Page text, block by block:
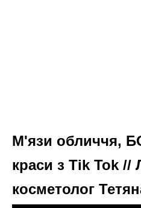
М'язи обличчя,
краси з Tik Tok //
косметолог